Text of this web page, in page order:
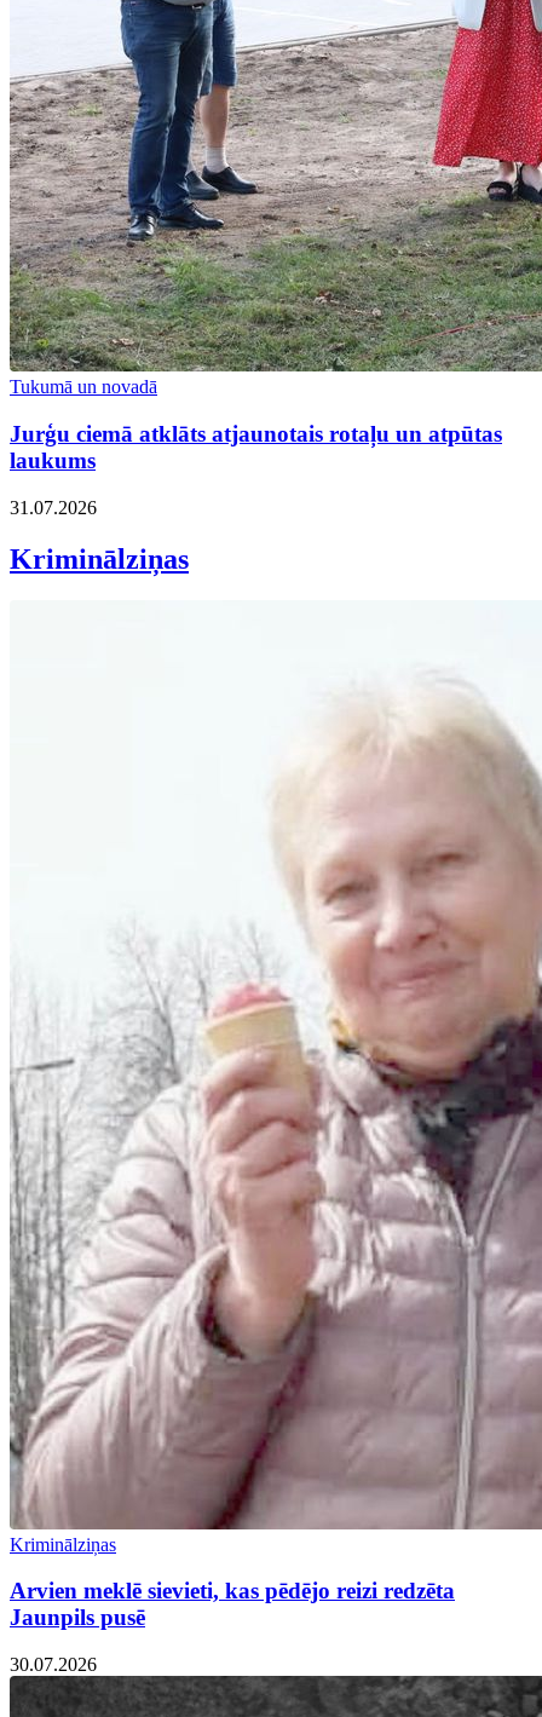
Tukumā un novadā
Jurģu ciemā atklāts atjaunotais rotaļu un atpūtas
laukums
31.07.2026
Kriminālziņas
Kriminālziņas
Arvien meklē sievieti, kas pēdējo reizi redzēta
Jaunpils pusē
30.07.2026